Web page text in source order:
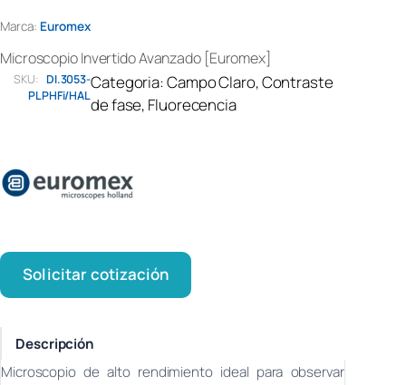
Marca: Euromex
Microscopio Invertido Avanzado [Euromex]
SKU: DI.3053-
PLPHFi/HAL
Categoria:Campo Claro, Contraste
de fase, Fluorecencia
Solicitar cotización
Descripción
Microscopio de alto rendimiento ideal para observar